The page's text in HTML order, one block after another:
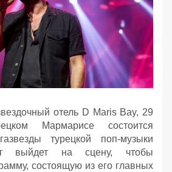
отель D Maris Bay, 29
Мармарисе состоится
турецкой поп-музыки
выйдет на сцену, чтобы
состоящую из его главных